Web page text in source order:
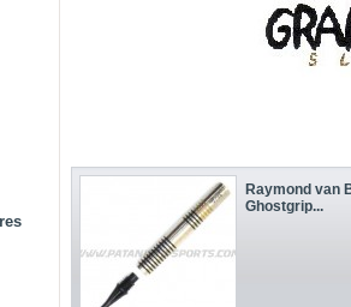
Raymond van
Ghostgrip...